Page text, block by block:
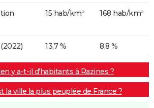
15 hab/km² 168 hab/km²
(2022) 13,7 % 8,8 %
y a-t-il d'habitants à Razines ?
la ville la plus peuplée de France ?